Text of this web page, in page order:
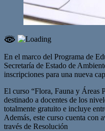
En el marco del Programa de
Secretaría de Estado de
inscripciones para una nueva
El curso “Flora, Fauna y Áreas
destinado a docentes de los
totalmente gratuito e incluye
Además, este curso cuenta con
través de Resolución